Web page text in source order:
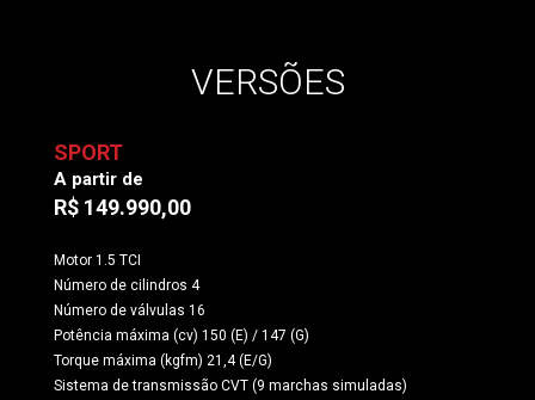
VERSÕES
SPORT
A partir de
R$ 149.990,00
Motor 1.5 TCI
Número de cilindros 4
Número de válvulas 16
Potência máxima (cv) 150 (E) / 147 (G)
Torque máxima (kgfm) 21,4 (E/G)
Sistema de transmissão CVT (9 marchas simuladas)